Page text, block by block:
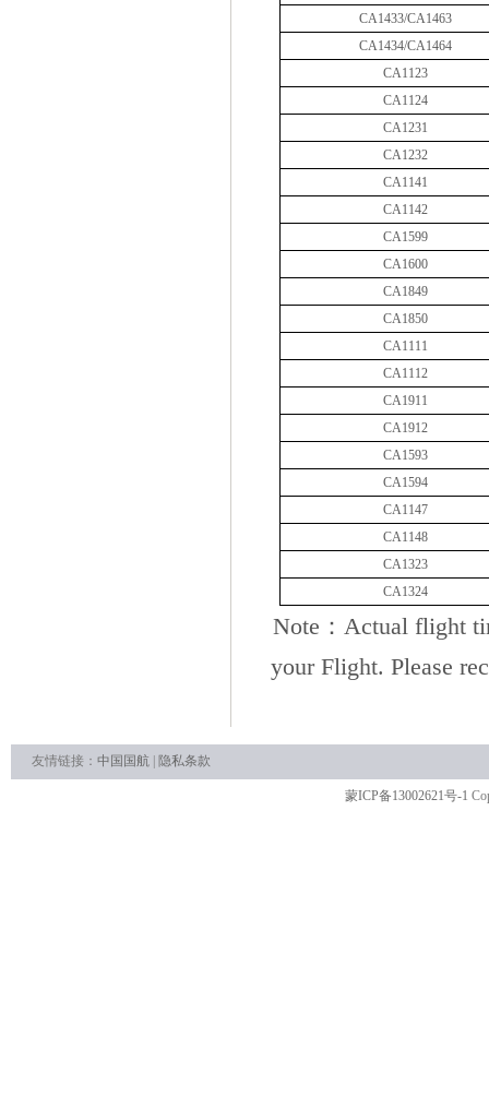
CA1433/CA1463
CA1434/CA1464
CA1123
CA1124
CA1231
CA1232
CA1141
CA1142
CA1599
CA1600
CA1849
CA1850
CA1111
CA1112
CA1911
CA1912
CA1593
CA1594
CA1147
CA1148
CA1323
CA1324
Note ： Actual flight
your Flight. Please
友情链接： 中国国航 隐私条款
蒙ICP备13002621号-1